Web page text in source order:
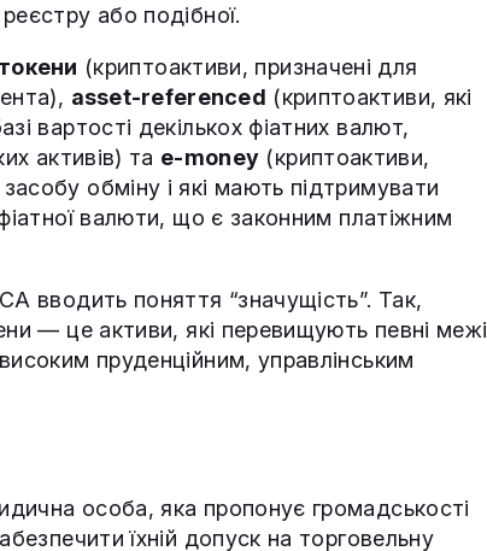
або подібної.
(криптоактиви, призначені для
asset-referenced (криптоактиви, які
вартості декількох фіатних валют,
активів) та e-money (криптоактиви,
обміну і які мають підтримувати
валюти, що є законним платіжним
вводить поняття “значущість”. Так,
— це активи, які перевищують певні межі
пруденційним, управлінським
особа, яка пропонує громадськості
їхній допуск на торговельну